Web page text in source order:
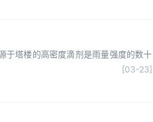
于塔楼的高密度滴剂是雨量强度的数十
[03-23]